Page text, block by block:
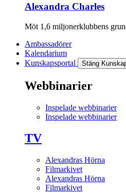
Alexandra Charles
Möt 1,6 miljonerklubbens
Ambassadörer
Kalendarium
Kunskapsportal
Stäng
Webbinarier
Inspelade webbinarier
Inspelade webbinarier
TV
Alexandras Hörna
Filmarkivet
Alexandras Hörna
Filmarkivet